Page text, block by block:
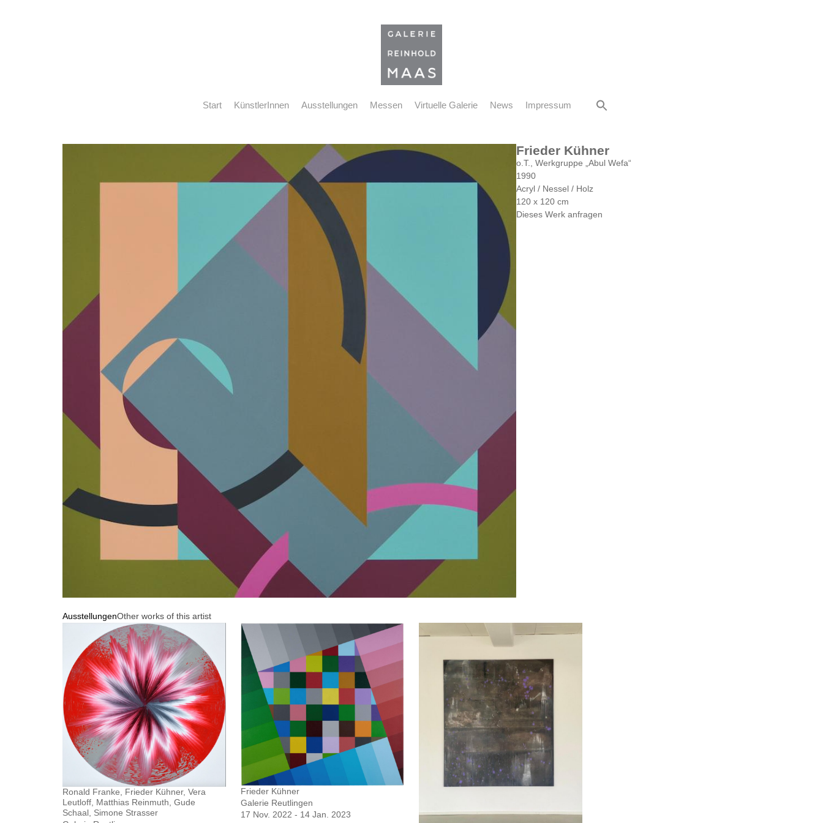
Start KünstlerInnen Ausstellungen Messen Virtuelle Galerie News Impressum
Frieder Kühner
o.T., Werkgruppe „Abul Wefa“
1990
Acryl / Nessel / Holz
120 x 120 cm
Dieses Werk anfragen
AusstellungenOther works of this artist
Ronald Franke, Frieder Kühner, Vera
Leutloff, Matthias Reinmuth, Gude
Schaal, Simone Strasser
Frieder Kühner
Galerie Reutlingen
17 Nov. 2022 - 14 Jan. 2023